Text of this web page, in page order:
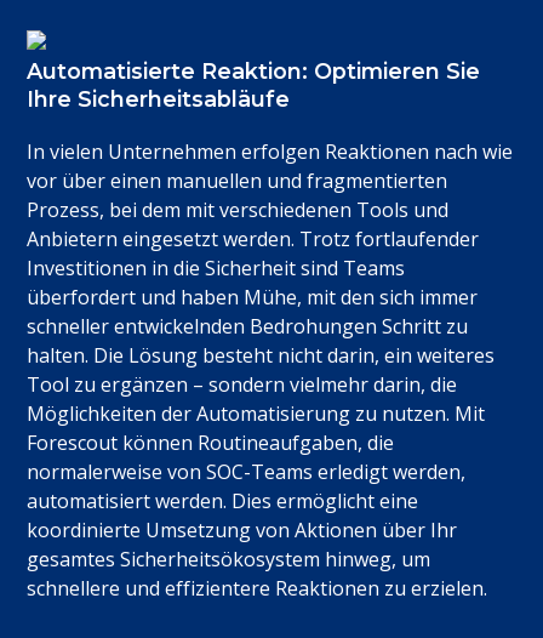
Automatisierte Reaktion: Optimieren Sie
Ihre Sicherheitsabläufe
In vielen Unternehmen erfolgen Reaktionen nach wie
vor über einen manuellen und fragmentierten
Prozess, bei dem mit verschiedenen Tools und
Anbietern eingesetzt werden. Trotz fortlaufender
Investitionen in die Sicherheit sind Teams
überfordert und haben Mühe, mit den sich immer
schneller entwickelnden Bedrohungen Schritt zu
halten. Die Lösung besteht nicht darin, ein weiteres
Tool zu ergänzen – sondern vielmehr darin, die
Möglichkeiten der Automatisierung zu nutzen. Mit
Forescout können Routineaufgaben, die
normalerweise von SOC-Teams erledigt werden,
automatisiert werden. Dies ermöglicht eine
koordinierte Umsetzung von Aktionen über Ihr
gesamtes Sicherheitsökosystem hinweg, um
schnellere und effizientere Reaktionen zu erzielen.